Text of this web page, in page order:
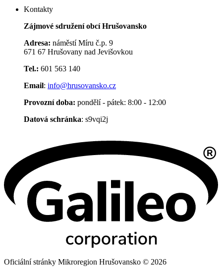
Kontakty
Zájmové sdružení obcí Hrušovansko
Adresa: náměstí Míru č.p. 9
671 67 Hrušovany nad Jevišovkou
Tel.: 601 563 140
Email: info@hrusovansko.cz
Provozní doba: pondělí - pátek: 8:00 - 12:00
Datová schránka: s9vqi2j
Oficiální stránky Mikroregion Hrušovansko © 2026